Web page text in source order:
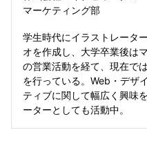
マーケティング部
学生時代にイラストレータ
オを作成し、大学卒業後は
の営業活動を経て、現在で
を行っている。Web・デザ
ティブに関して幅広く興味
ーターとしても活動中。